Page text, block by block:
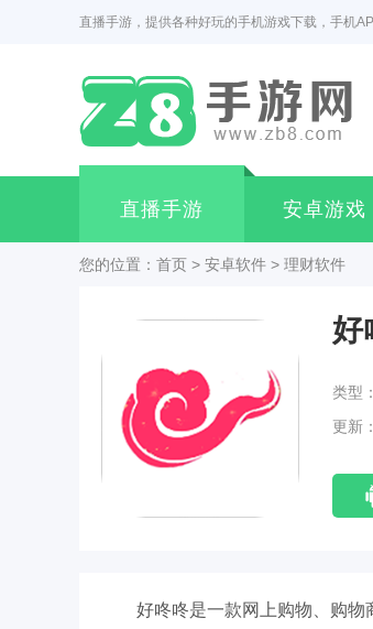
直播手游，提供各种好玩的手机游戏下载，手机
直播手游 安卓游戏
您的位置： 首页 > 安卓软件 > 理财软件
类型
更新
好
好咚咚是一款网上购物、购